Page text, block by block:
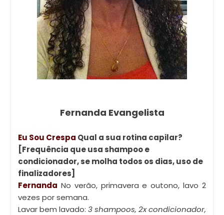
Fernanda Evangelista
Eu Sou Crespa Qual a sua rotina capilar?
[Frequência que usa shampoo e
condicionador, se molha todos os dias, uso de
finalizadores]
Fernanda No verão, primavera e outono, lavo 2
vezes por semana.
Lavar bem lavado: 3 shampoos, 2x condicionador,